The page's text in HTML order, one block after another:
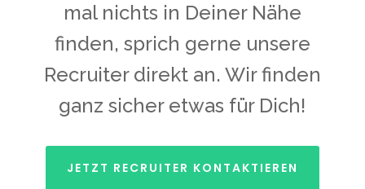
mal nichts in Deiner Nähe
finden, sprich gerne unsere
Recruiter direkt an. Wir finden
ganz sicher etwas für Dich!
JETZT RECRUITER KONTAKTIEREN